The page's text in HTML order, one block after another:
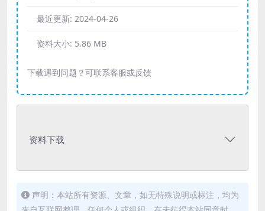
最近更新: 2024-04-26
资料大小: 5.86 MB
下载遇到问题？可联系客服或反馈
资料下载
声明：本站所有资源、文章，如无特殊说明或标注，均为